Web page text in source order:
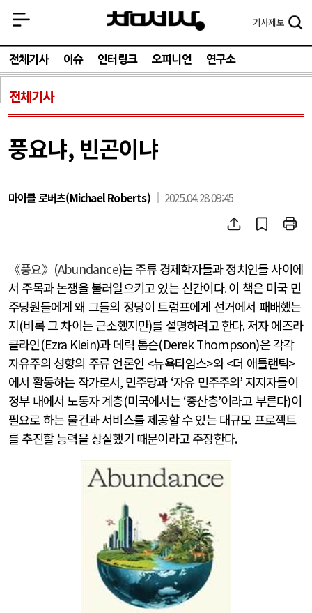
기사제보
전체기사 이슈 인터링크 오피니언 연구소
전체기사
풍요냐, 빈곤이냐
마이클 로버츠(Michael Roberts) 2025.04.28 09:45
《풍요》 (Abundance)는 주류 경제학자들과 정치인들 사이에
서 주목과 논쟁을 불러일으키고 있는 신간이다.이 책은 미국 민
주당원들에게 왜 그들의 정당이 트럼프에게 선거에서 패배했는
지(비록 그 차이는 근소했지만)를 설명하려고 한다.저자 에즈라
클라인(Ezra Klein)과 데릭 톰슨(Derek Thompson)은 각각
자유주의 성향의 주류 언론인 <뉴욕타임스>와<더 애틀랜틱>
에서 활동하는 작가로서, 민주당과 ‘자유 민주주의’ 지지자들이
정부 내에서 노동자 계층(미국에서는‘중산층’이라고 부른다)이
필요로 하는 물건과 서비스를 제공할 수 있는 대규모 프로젝트
를 추진할 능력을 상실했기 때문이라고 주장한다.